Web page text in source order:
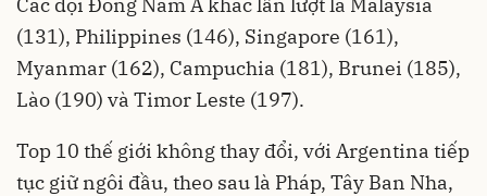
(131), Philippines (146), Singapore (161),
Myanmar (162), Campuchia (181), Brunei (185),
Lào (190) và Timor Leste (197).
Top 10 thế giới không thay đổi, với Argentina tiếp
tục giữ ngôi đầu, theo sau là Pháp, Tây Ban Nha,